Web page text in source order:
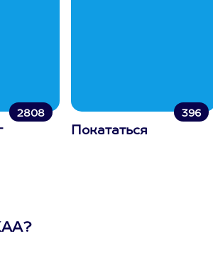
2808 396
Покататься